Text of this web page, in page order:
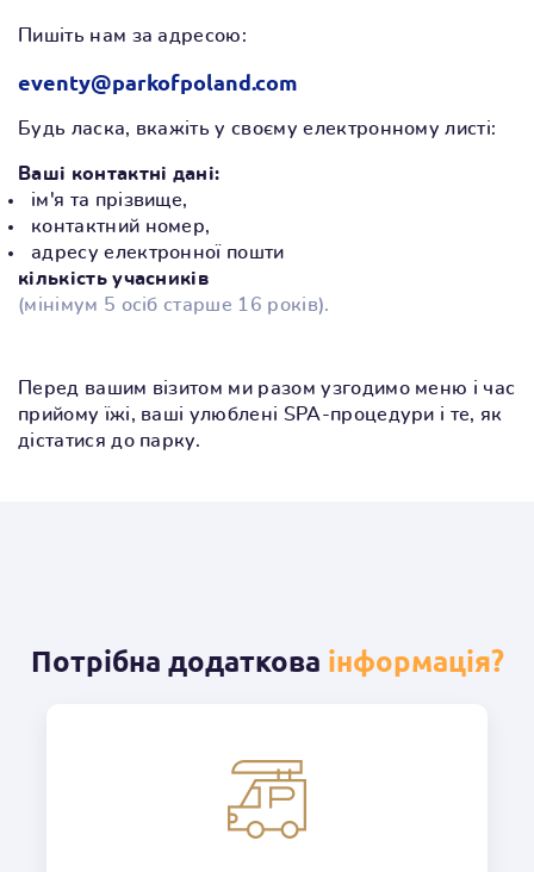
Пишіть нам за адресою:
eventy@parkofpoland.com
Будь ласка, вкажіть у своєму електронному листі:
Ваші контактні дані:
ім'я та прізвище,
контактний номер,
адресу електронної пошти
кількість учасників
(мінімум 5 осіб старше 16 років).
Перед вашим візитом ми разом узгодимо меню і час
прийому їжі, ваші улюблені SPA-процедури і те, як
дістатися до парку.
Потрібна додаткова інформація?